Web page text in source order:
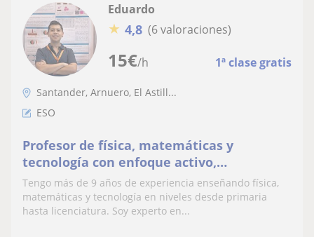
15€/h 1ª clase gratis
Eduardo
★ 4,8 (6 valoraciones)
Santander, Arnuero, El Astill...
ESO
Profesor de física, matemáticas y
tecnología con enfoque activo,
especializado en formación práctica y
efectiva
Tengo más de 9 años de experiencia enseñando física,
matemáticas y tecnología en niveles desde primaria
hasta licenciatura. Soy experto en...